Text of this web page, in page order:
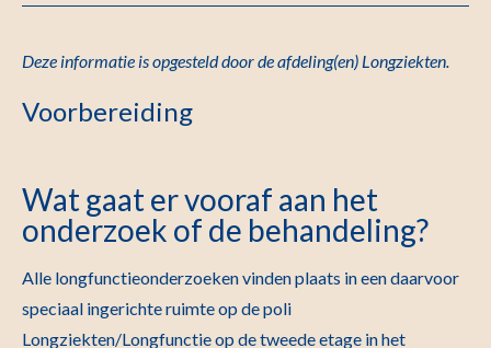
Deze informatie is opgesteld door de afdeling(en) Longziekten.
Voorbereiding
Wat gaat er vooraf aan het
onderzoek of de behandeling?
Alle longfunctieonderzoeken vinden plaats in een daarvoor
speciaal ingerichte ruimte op de poli
Longziekten/Longfunctie op de tweede etage in het